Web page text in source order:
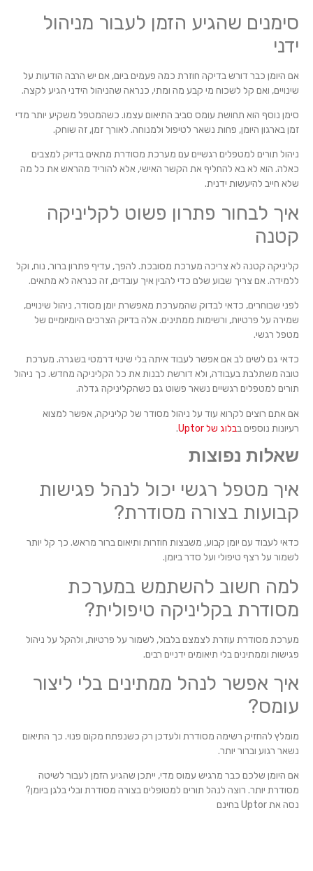
סימנים שהגיע הזמן לעבור מניהול
ידני
אם היומן כבר דורש בדיקה חוזרת כמה פעמים ביום, אם יש הרבה הודעות על
שינויים, ואם קל לשכוח מי קבע מה ומתי, כנראה שהניהול הידני הגיע לקצה.
סימן נוסף הוא תחושת עומס סביב התיאום עצמו. כשהמטפל משקיע יותר מדי
זמן בארגון היומן, פחות נשאר לטיפול ולמנוחה. לאורך זמן, זה שוחק.
ניהול תורים למטפלים רגשיים עם מערכת מסודרת מתאים בדיוק למצבים
כאלה. הוא לא בא להחליף את הקשר האישי, אלא להוריד מהראש את כל מה
שלא חייב להיעשות ידנית.
איך לבחור פתרון פשוט לקליניקה
קטנה
קליניקה קטנה לא צריכה מערכת מסובכת. להפך, עדיף פתרון ברור, נוח, וקל
ללמידה. אם צריך שבוע שלם כדי להבין איך עובדים, זה כנראה לא מתאים.
לפני שבוחרים, כדאי לבדוק שהמערכת מאפשרת יומן מסודר, ניהול שינויים,
שמירה על פרטיות, ורשימות ממתינים. אלה בדיוק הצרכים היומיומיים של
מטפל רגשי.
כדאי גם לשים לב אם אפשר לעבוד איתה בלי שינוי דרמטי בשגרה. מערכת
טובה משתלבת בעבודה, ולא דורשת לבנות את כל הקליניקה מחדש. כך ניהול
תורים למטפלים רגשיים נשאר פשוט גם כשהקליניקה גדלה.
אם אתם רוצים לקרוא עוד על ניהול מסודר של קליניקה, אפשר למצוא
רעיונות נוספים בבלוג של Uptor .
שאלות נפוצות
איך מטפל רגשי יכול לנהל פגישות
קבועות בצורה מסודרת?
כדאי לעבוד עם יומן קבוע, משבצות חוזרות ותיאום ברור מראש. כך קל יותר
לשמור על רצף טיפולי ועל סדר ביומן.
למה חשוב להשתמש במערכת
מסודרת בקליניקה טיפולית?
מערכת מסודרת עוזרת לצמצם בלבול, לשמור על פרטיות, ולהקל על ניהול
פגישות וממתינים בלי תיאומים ידניים רבים.
איך אפשר לנהל ממתינים בלי ליצור
עומס?
מומלץ להחזיק רשימה מסודרת ולעדכן רק כשנפתח מקום פנוי. כך התיאום
נשאר רגוע וברור יותר.
אם היומן שלכם כבר מרגיש עמוס מדי, ייתכן שהגיע הזמן לעבור לשיטה
מסודרת יותר. רוצה לנהל תורים למטופלים בצורה מסודרת ובלי בלגן ביומן?
נסה את Uptor בחינם